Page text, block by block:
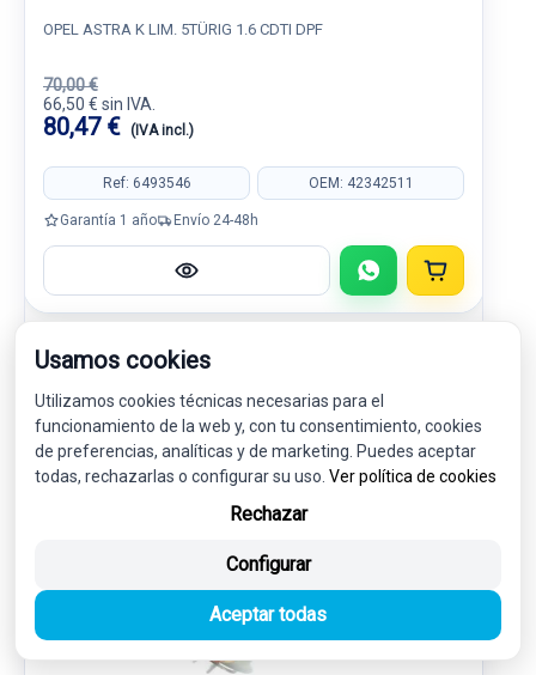
OPEL ASTRA K LIM. 5TÜRIG 1.6 CDTI DPF
70,00 €
66,50 € sin IVA.
80,47 € (IVA incl.)
Ref: 6493546 OEM: 42342511
Garantía 1 año Envío 24-48h
-5% USADO NOVEDAD
Usamos cookies
Utilizamos cookies técnicas necesarias para el
funcionamiento de la web y, con tu consentimiento, cookies
de preferencias, analíticas y de marketing. Puedes aceptar
todas, rechazarlas o configurar su uso. Ver política de cookies
Rechazar
Configurar
Aceptar todas